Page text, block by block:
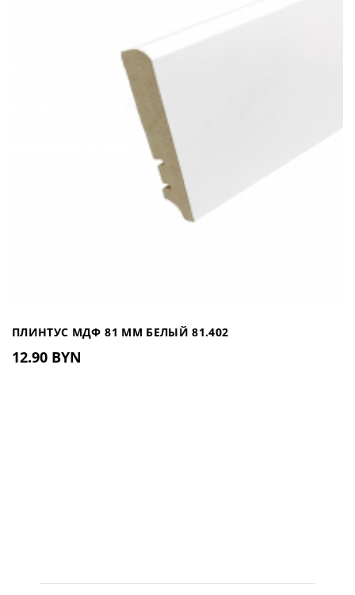
ПЛИНТУС МДФ 81 ММ БЕЛЫЙ 81.402
12.90 BYN